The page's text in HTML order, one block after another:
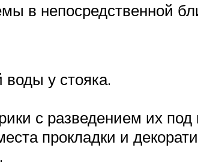
в непосредственной
воды у стояка.
с разведением их
прокладки и